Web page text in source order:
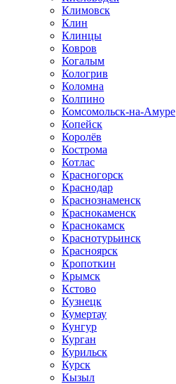
Климовск
Клин
Клинцы
Ковров
Когалым
Кологрив
Коломна
Колпино
Комсомольск-на-Амуре
Копейск
Королёв
Кострома
Котлас
Красногорск
Краснодар
Краснознаменск
Краснокаменск
Краснокамск
Краснотурьинск
Красноярск
Кропоткин
Крымск
Кстово
Кузнецк
Кумертау
Кунгур
Курган
Курильск
Курск
Кызыл